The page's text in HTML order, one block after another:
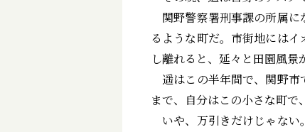
関野警察署刑事課の所属に
るような町だ。市街地には
し離れると、延々と田園風景
遥はこの半年間で、関野市
まで、自分はこの小さな町
いや、万引きだけじゃない